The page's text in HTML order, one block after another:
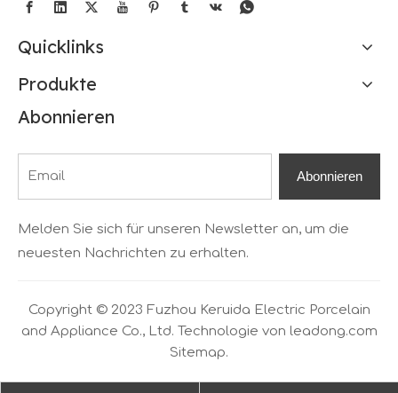
Quicklinks
Produkte
Abonnieren
Abonnieren
Melden Sie sich für unseren Newsletter an, um die
neuesten Nachrichten zu erhalten.
Copyright © 2023 Fuzhou Keruida Electric Porcelain
and Appliance Co., Ltd. Technologie von leadong.com
Sitemap.